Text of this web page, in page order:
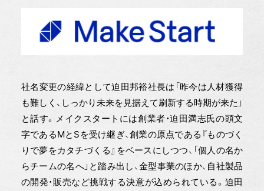
社名変更の経緯として迫田邦裕社長は「昨今は人材獲得
も難しく、しっかり未来を見据えて刷新する時期が来た」
と話す。メイクスタートには創業者・迫田満志氏の頭文
字であるMとSを受け継ぎ、創業の原点である『ものづく
りで夢をカタチづくる』をベースにしつつ、「個人の名か
らチームの名へ」と踏み出し、金型事業のほか、自社製品
の開発・販売など挑戦する決意が込められている。迫田